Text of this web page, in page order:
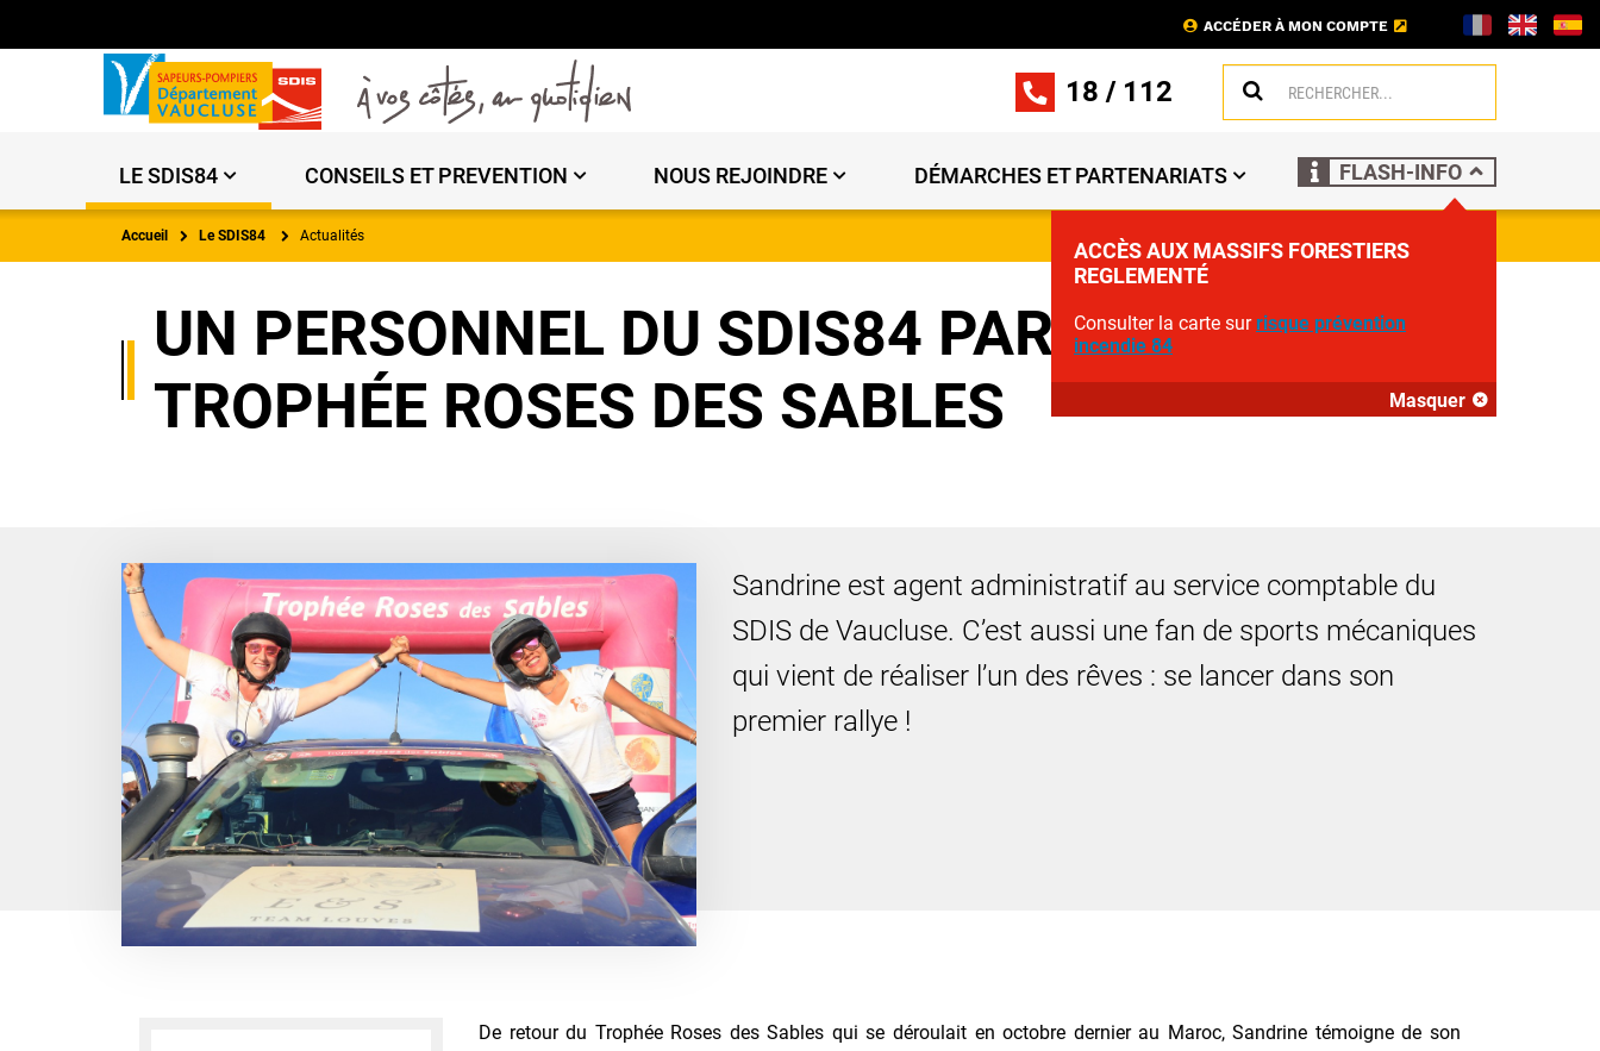
ACCÉDER À MON COMPTE
18 / 112
LE SDIS84 CONSEILS ET PREVENTION NOUS REJOINDRE DÉMARCHES ET PARTENARIATS FLASH-INFO
ACCÈS AUX MASSIFS FORESTIERS
REGLEMENTÉ
Consulter la carte surrisque prévention
incendie 84
Masquer
Accueil Le SDIS84 Actualités
UN PERSONNEL DU SDIS84 PARTICIPE AU
TROPHÉE ROSES DES SABLES
Sandrine est agent administratif au service comptable du
SDIS de Vaucluse. C’est aussi une fan de sports mécaniques
qui vient de réaliser l’un des rêves : se lancer dans son
premier rallye !
De retour du Trophée Roses des Sables qui se déroulait en octobre dernier au Maroc, Sandrine témoigne de son